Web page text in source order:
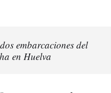
embarcaciones del
en Huelva